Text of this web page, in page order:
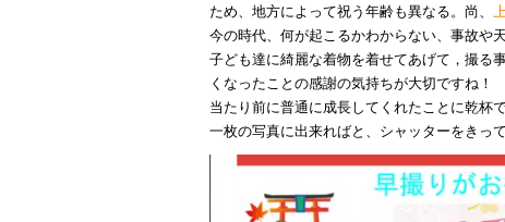
ため、地方によって祝う年齢も異なる。尚、
今の時代、何が起こるかわからない、事故や
子ども達に綺麗な着物を着せてあげて，撮る
くなったことの感謝の気持ちが大切ですね！
当たり前に普通に成長してくれたことに乾杯
一枚の写真に出来ればと、シャッターをき